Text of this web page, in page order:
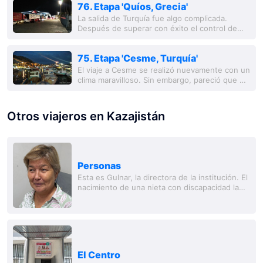
76. Etapa 'Quíos, Grecia'
La salida de Turquía fue algo complicada.
Después de superar con éxito el control de
75. Etapa 'Cesme, Turquía'
El viaje a Cesme se realizó nuevamente con un
clima maravilloso. Sin embargo, pareció que el
Otros viajeros en Kazajistán
Personas
Esta es Gulnar, la directora de la institución. El
nacimiento de una nieta con discapacidad la
El Centro